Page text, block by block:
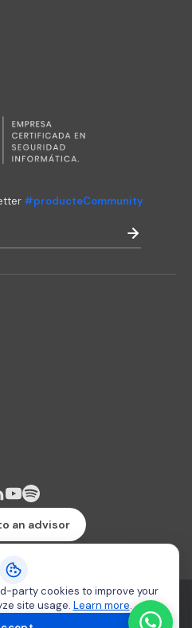
#producteCommunity
an advisor
policy
Cookie usage
© Producteca
party cookies to improve your
site usage. Learn more.